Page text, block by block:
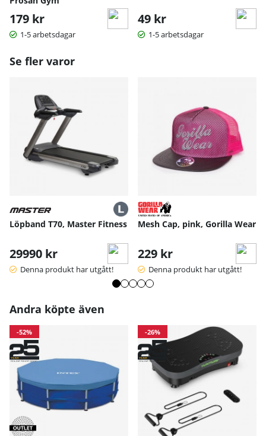
179 kr
1-5 arbetsdagar
49 kr
1-5 arbetsdagar
Se fler varor
Löpband T70, Master Fitness
29990 kr
Denna produkt har utgått!
Mesh Cap, pink, Gorilla Wear
229 kr
Denna produkt har utgått!
Andra köpte även
-52% -26%